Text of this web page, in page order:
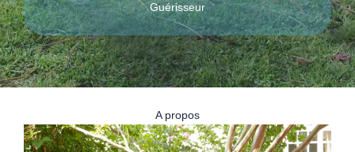
Guérisseur
A propos